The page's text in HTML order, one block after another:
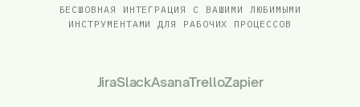
БЕСШОВНАЯ ИНТЕГРАЦИЯ С ВАШИМИ ЛЮБИМЫМИ
ИНСТРУМЕНТАМИ ДЛЯ РАБОЧИХ ПРОЦЕССОВ
JiraSlackAsanaTrelloZapier